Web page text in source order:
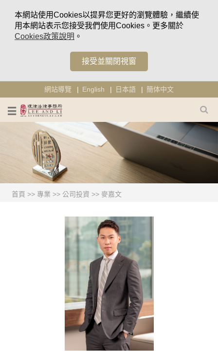
本網站使用Cookies以提昇您更好的瀏覽體驗，繼續使
用本網站表示您接受我們使用Cookies。更多關於
Cookies政策說明 。
接受並關閉視窗
網站導覽 English 日本語 簡体中文
首頁 >> 專業 >> 公司投資 >> 麥嘉文